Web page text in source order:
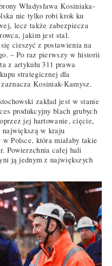
Władysława Kosiniaka-
nie tylko robi krok ku
lecz także zabezpiecza
jakim jest stal.
cieszyć z postawienia na
– Po raz pierwszy w historii
z artykułu 311 prawa
strategicznej dla
Kosiniak-Kamysz.
zakład jest w stanie
produkcyjny blach grubych
jej hartowanie, cięcie,
największą w kraju
Polsce, która miałaby takie
Powierzchnia całej hali
ją jednym z największych